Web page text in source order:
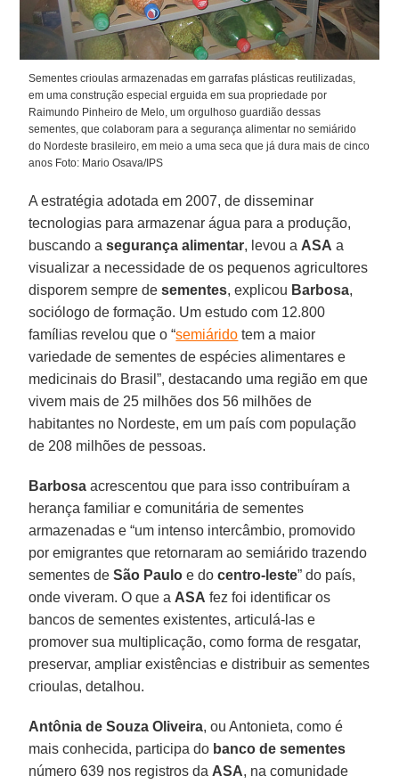
Sementes crioulas armazenadas em garrafas plásticas reutilizadas,
em uma construção especial erguida em sua propriedade por
Raimundo Pinheiro de Melo, um orgulhoso guardião dessas
sementes, que colaboram para a segurança alimentar no semiárido
do Nordeste brasileiro, em meio a uma seca que já dura mais de cinco
anos Foto: Mario Osava/IPS
A estratégia adotada em 2007, de disseminar
tecnologias para armazenar água para a produção,
buscando asegurança alimentar, levou a ASA a
visualizar a necessidade de os pequenos agricultores
disporem sempre desementes, explicou Barbosa,
sociólogo de formação. Um estudo com 12.800
famílias revelou que o “semiárido tem a maior
variedade de sementes de espécies alimentares e
medicinais do Brasil”, destacando uma região em que
vivem mais de 25 milhões dos 56 milhões de
habitantes no Nordeste, em um país com população
de 208 milhões de pessoas.
Barbosa acrescentou que para isso contribuíram a
herança familiar e comunitária de sementes
armazenadas e “um intenso intercâmbio, promovido
por emigrantes que retornaram ao semiárido trazendo
sementes deSão Paulo e docentro-leste” do país,
onde viveram. O que a ASA fez foi identificar os
bancos de sementes existentes, articulá-las e
promover sua multiplicação, como forma de resgatar,
preservar, ampliar existências e distribuir as sementes
crioulas, detalhou.
Antônia de Souza Oliveira, ou Antonieta, como é
mais conhecida, participa do banco de sementes
número 639 nos registros da ASA, na comunidade